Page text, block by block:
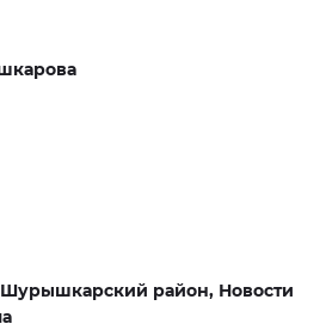
Шурышкарский район, Новости